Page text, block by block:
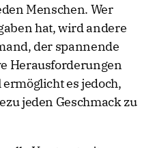
Menschen. Wer
hat, wird andere
der spannende
Herausforderungen
es jedoch,
jeden Geschmack zu